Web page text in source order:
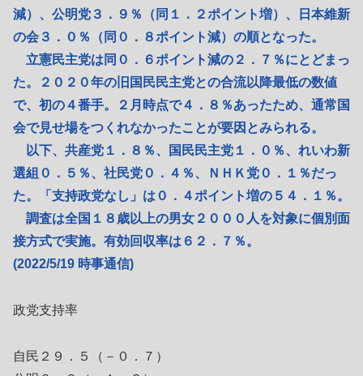
減）、公明党３．９％（同１．２ポイント増）、日本維新
の会３．０％（同０．８ポイント減）の順となった。
立憲民主党は同０．６ポイント減の２．７％にとどまっ
た。２０２０年の旧国民民主党との合流以降最低の数値
で、初の４番手。２月時点で４．８％あったため、通常国
会で見せ場をつくれなかったことが要因とみられる。
以下、共産党１．８％、国民民主党１．０％、れいわ新
選組０．５％、社民党０．４％、ＮＨＫ党０．１％だっ
た。「支持政党なし」は０．４ポイント増の５４．１％。
調査は全国１８歳以上の男女２０００人を対象に個別面
接方式で実施。有効回収率は６２．７％。
(2022/5/19 時事通信)
政党支持率
自民２９．５（－０．７）